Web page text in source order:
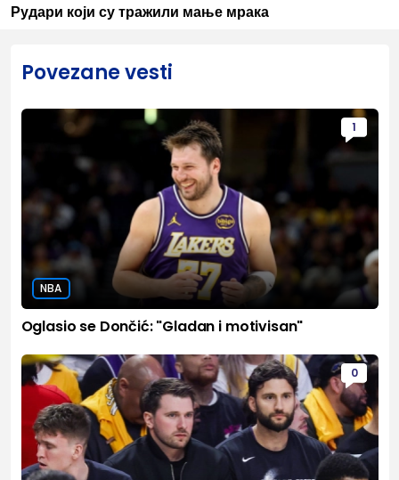
Рудари који су тражили мање мрака
Povezane vesti
1
NBA
Oglasio se Dončić: "Gladan i motivisan"
0